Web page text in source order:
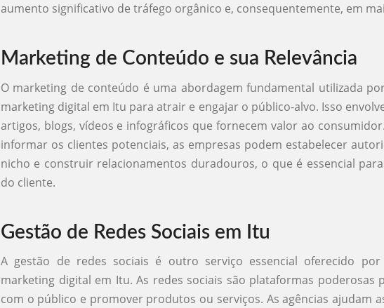
aumento significativo de tráfego orgânico e, consequentemente, em
Marketing de Conteúdo e sua Relevância
O marketing de conteúdo é uma abordagem fundamental utilizada
marketing digital em Itu para atrair e engajar o público-alvo. Isso
artigos, blogs, vídeos e infográficos que fornecem valor ao
informar os clientes potenciais, as empresas podem estabelecer
nicho e construir relacionamentos duradouros, o que é essencial
do cliente.
Gestão de Redes Sociais em Itu
A gestão de redes sociais é outro serviço essencial oferecido por
marketing digital em Itu. As redes sociais são plataformas poderosas
com o público e promover produtos ou serviços. As agências ajudam